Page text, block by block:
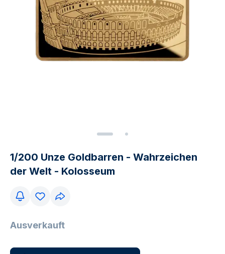
1/200 Unze Goldbarren - Wahrzeichen
der Welt - Kolosseum
Ausverkauft